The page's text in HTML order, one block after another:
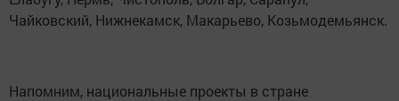
Чайковский, Нижнекамск, Макарьево, Козьмодемьянск.
Напомним, национальные проекты в стране